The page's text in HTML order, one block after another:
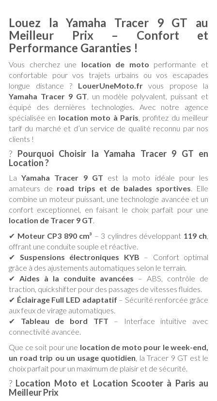
Louez la Yamaha Tracer 9 GT au
Meilleur Prix – Confort et
Performance Garanties !
Vous cherchez une location de moto performante et
confortable pour vos trajets urbains ou vos escapades
longue distance ? LouerUneMoto.frvous propose la
Yamaha Tracer 9 GT, un modèle polyvalent, puissant et
équipé des dernières technologies. Avec notre agence
spécialisée en location moto à Paris, profitez du meilleur
tarif du marché et d’un service de qualité reconnu par nos
clients !
? Pourquoi Choisir la Yamaha Tracer 9 GT en
Location ?
LaYamaha Tracer 9 GT est la moto idéale pour les
amateurs de road trips et de balades sportives. Elle
combine un moteur puissant, une technologie avancée et un
confort exceptionnel, en faisant le choix parfait pour une
location de Tracer 9 GT.
✔ Moteur CP3 890 cm³ – 3 cylindres développant 119 ch,
offrant une conduite souple et réactive.
✔ Suspensions électroniques KYB – Confort optimal
grâce à des ajustements automatiques selon le terrain.
✔ Aides à la conduite avancées – ABS, contrôle de
traction, quickshifter pour des passages de vitesses fluides.
✔ Éclairage Full LED adaptatif – Sécurité renforcée grâce
aux feux de virage automatiques.
✔ Tableau de bord TFT – Interface intuitive avec
connectivité avancée.
Que ce soit pour une location de moto pour le week-end,
un road trip ou un usage quotidien, la Tracer 9 GT est le
choix parfait pour un maximum de plaisir et de sécurité.
? Location Moto et Location Scooter à Paris au
Meilleur Prix